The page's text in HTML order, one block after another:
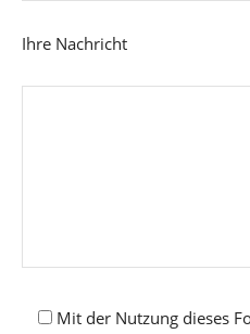
Ihre Nachricht
Mit der Nutzung dieses